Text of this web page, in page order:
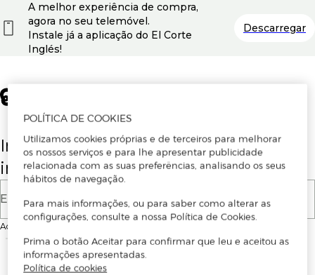
Insira o seu email para se registar ou
iniciar sessão.
E-mail
Ao continuar, aceitas as
A melhor experiência de compra,
agora no seu telemóvel.
Instale já a aplicação do El Corte
Inglés!
Descarregar
POLÍTICA DE COOKIES
Utilizamos cookies próprias e de terceiros para melhorar
os nossos serviços e para lhe apresentar publicidade
relacionada com as suas preferências, analisando os seus
hábitos de navegação.
Para mais informações, ou para saber como alterar as
configurações, consulte a nossa Política de Cookies.
Prima o botão Aceitar para confirmar que leu e aceitou as
informações apresentadas.
Política de cookies